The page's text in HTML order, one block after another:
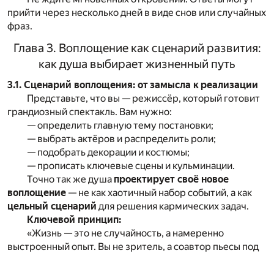
прийти через несколько дней в виде снов или случайных
фраз.
Глава 3. Воплощение как сценарий развития:
как душа выбирает жизненный путь
3.1. Сценарий воплощения: от замысла к реализации
Представьте, что вы — режиссёр, который готовит
грандиозный спектакль. Вам нужно:
— определить главную тему постановки;
— выбрать актёров и распределить роли;
— подобрать декорации и костюмы;
— прописать ключевые сцены и кульминации.
Точно так же душа проектирует своё новое
воплощение — не как хаотичный набор событий, а как
цельный сценарий для решения кармических задач.
Ключевой принцип:
«Жизнь — это не случайность, а намеренно
выстроенный опыт. Вы не зритель, а соавтор пьесы под